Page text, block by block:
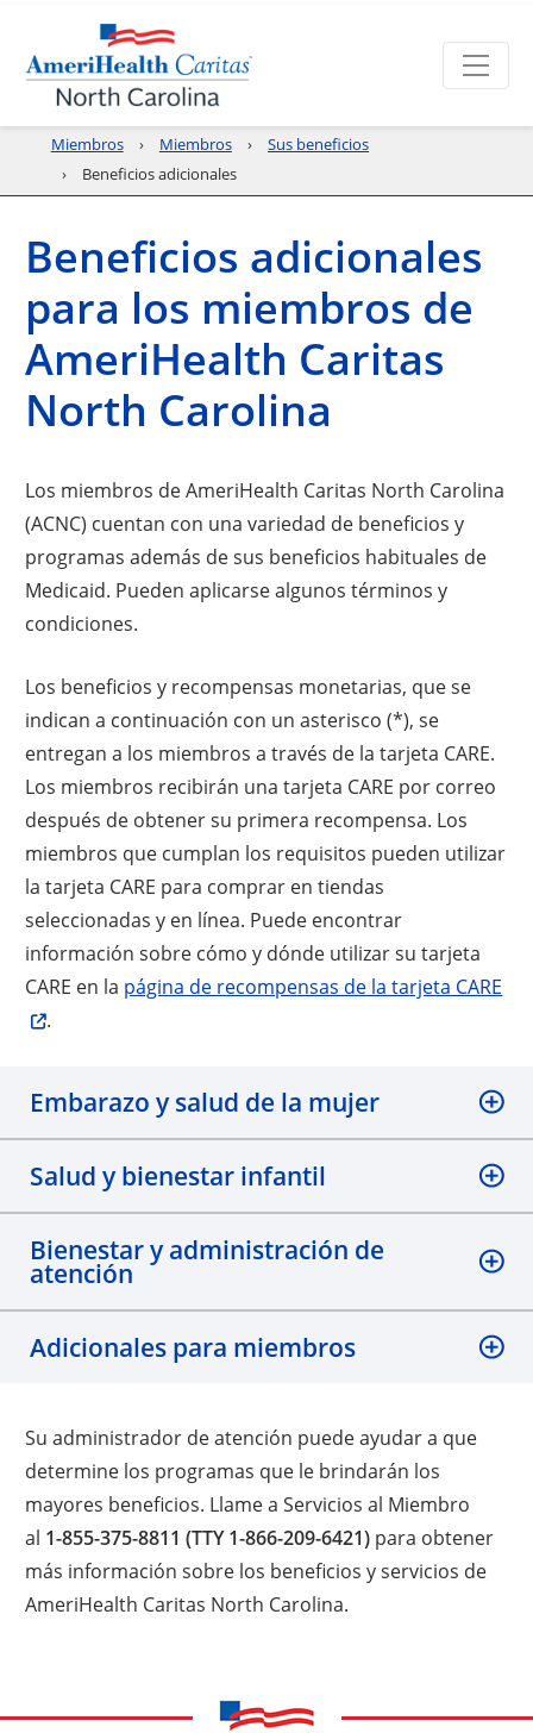
Miembros Miembros
Sus beneficios
Beneficios adicionales
Beneficios adicionales
para los miembros de
AmeriHealth Caritas
North Carolina
Los miembros de AmeriHealth Caritas North Carolina
(ACNC) cuentan con una variedad de beneficios y
programas además de sus beneficios habituales de
Medicaid. Pueden aplicarse algunos términos y
condiciones.
Los beneficios y recompensas monetarias, que se
indican a continuación con un asterisco (*), se
entregan a los miembros a través de la tarjeta CARE.
Los miembros recibirán una tarjeta CARE por correo
después de obtener su primera recompensa. Los
miembros que cumplan los requisitos pueden utilizar
la tarjeta CARE para comprar en tiendas
seleccionadas y en línea. Puede encontrar
información sobre cómo y dónde utilizar su tarjeta
CARE en la página de recompensas de la tarjeta CARE
.
Embarazo y salud de la mujer
Salud y bienestar infantil
Bienestar y administración de
atención
Adicionales para miembros
Su administrador de atención puede ayudar a que
determine los programas que le brindarán los
mayores beneficios. Llame a Servicios al Miembro
al 1-855-375-8811 (TTY 1-866-209-6421) para obtener
más información sobre los beneficios y servicios de
AmeriHealth Caritas North Carolina.